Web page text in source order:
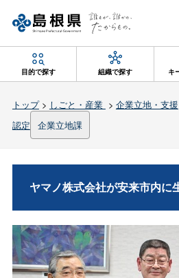
目的で探す 組織で探す キ
トップ> しごと・産業 > 企業立地・支援
認定
企業立地課
ヤマノ株式会社が安来市内に